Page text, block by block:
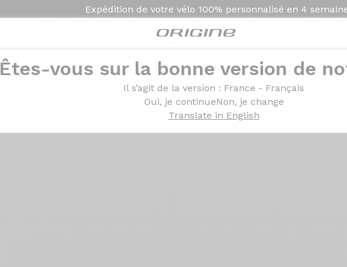
Expédition de votre vélo 100% personnalisé en 4
Êtes-vous sur la bonne version de
Il s’agit de la version : France - Français
Oui, je continueNon, je change
Translate in English
Présentation